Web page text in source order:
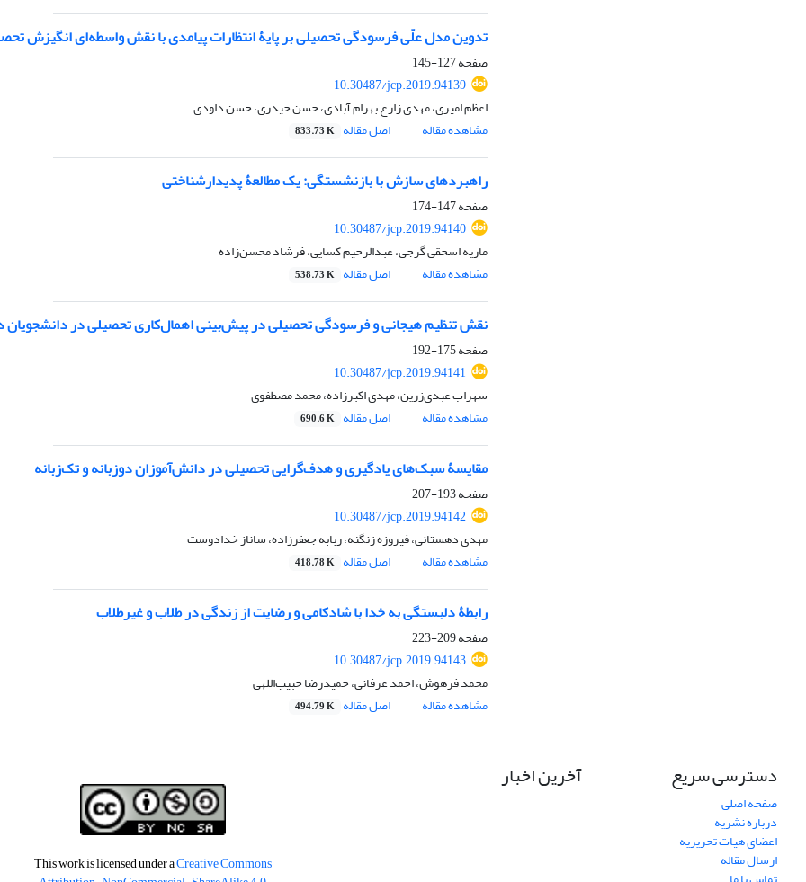
تدوین مدل علّی فرسودگی تحصیلی بر پایۀ انتظارات پیامدی با نقش واسطه‌ای انگیزش
صفحه127-145
10.30487/jcp.2019.94139
اعظم امیری، مهدی زارع بهرام آبادی، حسن حیدری، حسن داودی
مشاهده مقاله
اصل مقاله 833.73 K
راهبرد‌های سازش با بازنشستگی: یک مطالعۀ پدیدارشناختی
صفحه147-174
10.30487/jcp.2019.94140
ماریه اسحقی گرجی، عبدالرحیم کسایی، فرشاد محسن‌زاده
مشاهده مقاله
اصل مقاله 538.73 K
نقش تنظیم هیجانی و فرسودگی تحصیلی در پیش‌بینی اهمال‌کاری تحصیلی در دانشجویان
صفحه175-192
10.30487/jcp.2019.94141
سهراب عبدی‌زرین، مهدی اکبرزاده، محمد مصطفوی
مشاهده مقاله
اصل مقاله 690.6 K
مقایسۀ سبک‌های یادگیری و هدف‌گرایی تحصیلی در دانش‌آموزان دوزبانه و تک‌زبانه
صفحه193-207
10.30487/jcp.2019.94142
مهدی دهستانی، فیروزه زنگنه، ربابه جعفرزاده، ساناز خدادوست
مشاهده مقاله
اصل مقاله 418.78 K
رابطۀ دلبستگی به خدا با شادکامی و رضایت از زندگی در طلاب و غیر‌طلاب
صفحه209-223
10.30487/jcp.2019.94143
محمد فرهوش، احمد عرفانی، حمیدرضا حبیب‌اللهی
مشاهده مقاله
اصل مقاله 494.79 K
دسترسی سریع
صفحه اصلی
درباره نشریه
اعضای هیات تحریریه
ارسال مقاله
آخرین اخبار
This work is licensed under aCreative Commons